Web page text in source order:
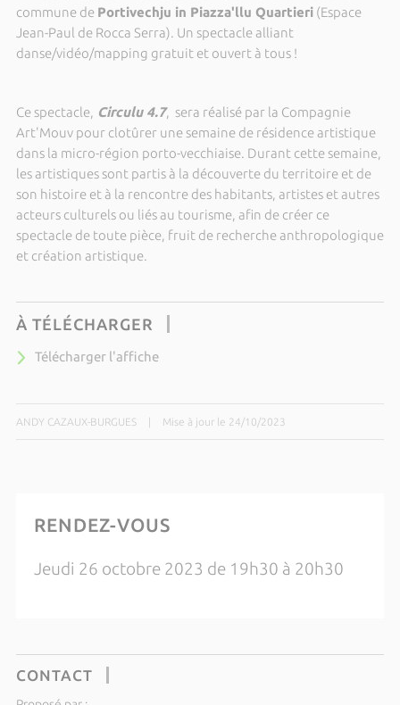
commune de Portivechju in Piazza'llu Quartieri(Espace
Jean-Paul de Rocca Serra). Un spectacle alliant
danse/vidéo/mapping gratuit et ouvert à tous !
Ce spectacle, Circulu 4.7, sera réalisé par la Compagnie
Art'Mouv pour clotûrer une semaine de résidence artistique
dans la micro-région porto-vecchiaise. Durant cette semaine,
les artistiques sont partis à la découverte du territoire et de
son histoire et à la rencontre des habitants, artistes et autres
acteurs culturels ou liés au tourisme, afin de créer ce
spectacle de toute pièce, fruit de recherche anthropologique
et création artistique.
À TÉLÉCHARGER
Télécharger l'affiche
ANDY CAZAUX-BURGUES Mise à jour le 24/10/2023
RENDEZ-VOUS
Jeudi 26 octobre 2023 de 19h30 à 20h30
CONTACT